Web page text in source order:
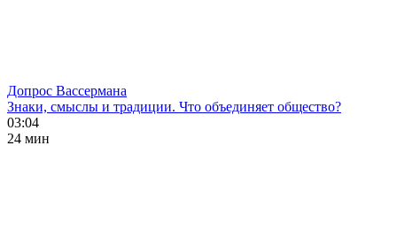
Допрос Вассермана
Знаки, смыслы и традиции. Что объединяет общество?
03:04
24 мин